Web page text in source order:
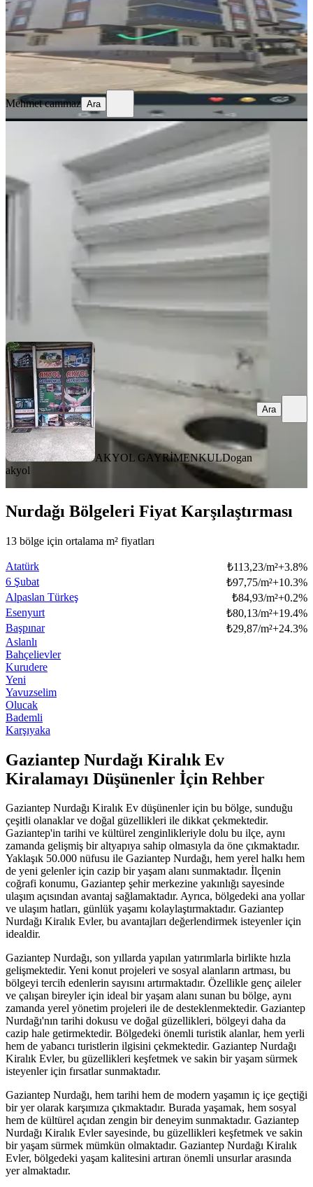
17.000 ₺ 18.500 ₺
Mehmet cammaz
Mehmet cammaz Ara
Sahibinden Kiralık Sobalı Müstakil
Ev
Şehitkamil, Karşıyaka Mahallesi
1+1·75 m²·06.08.2026
5.500 ₺
AKYOL GAYRİMENKULDogan
akyol
Ara
Nurdağı Bölgeleri Fiyat Karşılaştırması
13 bölge için ortalama m² fiyatları
Atatürk ₺113,23/m²+3.8%
6 Şubat
₺97,75/m²+10.3%
Alpaslan Türkeş
₺84,93/m²+0.2%
Esenyurt
₺80,13/m²+19.4%
Başpınar
₺29,87/m²+24.3%
Aslanlı
Bahçelievler
Kurudere
Yeni
Yavuzselim
Olucak
Bademli
Karşıyaka
Gaziantep Nurdağı Kiralık Ev
Kiralamayı Düşünenler İçin Rehber
Gaziantep Nurdağı Kiralık Ev düşünenler için bu bölge, sunduğu
çeşitli olanaklar ve doğal güzellikleri ile dikkat çekmektedir.
Gaziantep'in tarihi ve kültürel zenginlikleriyle dolu bu ilçe, aynı
zamanda gelişmiş bir altyapıya sahip olmasıyla da öne çıkmaktadır.
Yaklaşık 50.000 nüfusu ile Gaziantep Nurdağı, hem yerel halkı hem
de yeni gelenler için cazip bir yaşam alanı sunmaktadır. İlçenin
coğrafi konumu, Gaziantep şehir merkezine yakınlığı sayesinde
ulaşım açısından avantaj sağlamaktadır. Ayrıca, bölgedeki ana yollar
ve ulaşım hatları, günlük yaşamı kolaylaştırmaktadır. Gaziantep
Nurdağı Kiralık Evler, bu avantajları değerlendirmek isteyenler için
idealdir.
Gaziantep Nurdağı, son yıllarda yapılan yatırımlarla birlikte hızla
gelişmektedir. Yeni konut projeleri ve sosyal alanların artması, bu
bölgeyi tercih edenlerin sayısını artırmaktadır. Özellikle genç aileler
ve çalışan bireyler için ideal bir yaşam alanı sunan bu bölge, aynı
zamanda yerel yönetim projeleri ile de desteklenmektedir. Gaziantep
Nurdağı'nın tarihi dokusu ve doğal güzellikleri, bölgeyi daha da
cazip hale getirmektedir. Bölgedeki önemli turistik alanlar, hem yerli
hem de yabancı turistlerin ilgisini çekmektedir. Gaziantep Nurdağı
Kiralık Evler, bu güzellikleri keşfetmek ve sakin bir yaşam sürmek
isteyenler için fırsatlar sunmaktadır.
Gaziantep Nurdağı, hem tarihi hem de modern yaşamın iç içe geçtiği
bir yer olarak karşımıza çıkmaktadır. Burada yaşamak, hem sosyal
hem de kültürel açıdan zengin bir deneyim sunmaktadır. Gaziantep
Nurdağı Kiralık Evler sayesinde, bu güzellikleri keşfetmek ve sakin
bir yaşam sürmek mümkün olmaktadır. Gaziantep Nurdağı Kiralık
Evler, bölgedeki yaşam kalitesini artıran önemli unsurlar arasında
yer almaktadır.